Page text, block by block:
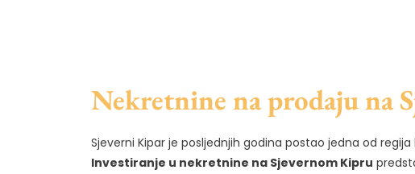
Nekretnine na prodaju na
Sjeverni Kipar je posljednjih godina postao jedna od
Investiranje u nekretnine na Sjevernom Kipru